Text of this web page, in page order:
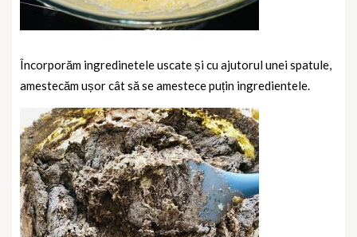
Încorporăm ingredinetele uscate și cu ajutorul unei spatule,
amestecăm ușor cât să se amestece puțin ingredientele.